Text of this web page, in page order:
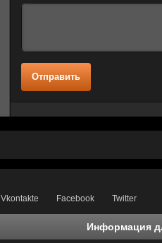
Отправить
Vkontakte Facebook Twitter
Информация